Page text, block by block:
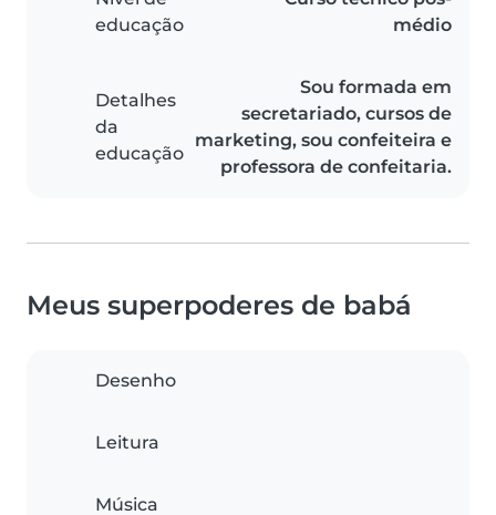
educação
médio
Detalhes
da
educação
Sou formada em
secretariado, cursos de
marketing, sou confeiteira e
professora de confeitaria.
Meus superpoderes de babá
Desenho
Leitura
Música